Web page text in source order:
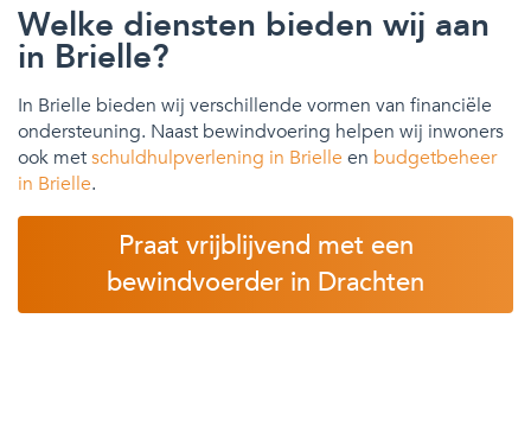
Welke diensten bieden wij aan
in Brielle?
In Brielle bieden wij verschillende vormen van financiële
ondersteuning. Naast bewindvoering helpen wij inwoners
ook metschuldhulpverlening in Brielle en budgetbeheer
in Brielle.
Praat vrijblijvend met een
bewindvoerder in Drachten